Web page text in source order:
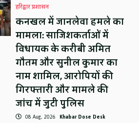
हरिद्वार प्रशासन
कनखल में जानलेवा हमले का
मामला: साजिशकर्ताओं में
विधायक के करीबी अमित
गौतम और सुनील कुमार का
नाम शामिल, आरोपियों की
गिरफ्तारी और मामले की
जांच में जुटी पुलिस
08 Aug, 2026 Khabar Dose Desk